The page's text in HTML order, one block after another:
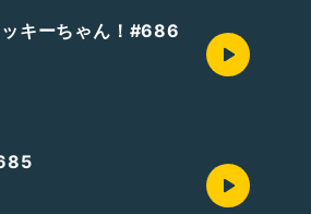
ッキーちゃん！#686